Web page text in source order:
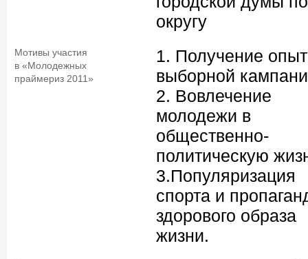
округу
Мотивы участия
в «Молодежных
праймериз 2011»
1. Получение
выборной
2. Вовлечение
молодежи в
общественно-
политическую
3.Популяризация
спорта и
здорового образа
жизни.